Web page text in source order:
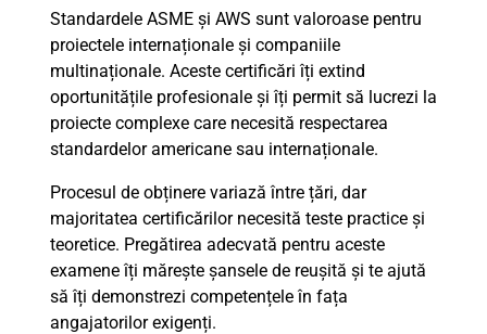
Standardele ASME și AWS sunt valoroase pentru
proiectele internaționale și companiile
multinaționale. Aceste certificări îți extind
oportunitățile profesionale și îți permit să lucrezi la
proiecte complexe care necesită respectarea
standardelor americane sau internaționale.
Procesul de obținere variază între țări, dar
majoritatea certificărilor necesită teste practice și
teoretice. Pregătirea adecvată pentru aceste
examene îți mărește șansele de reușită și te ajută
să îți demonstrezi competențele în fața
angajatorilor exigenți.